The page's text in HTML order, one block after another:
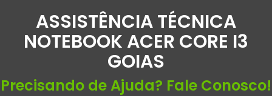
ASSISTÊNCIA TÉCNICA
NOTEBOOK ACER CORE I3
GOIAS
Precisando de Ajuda? Fale Conosco!